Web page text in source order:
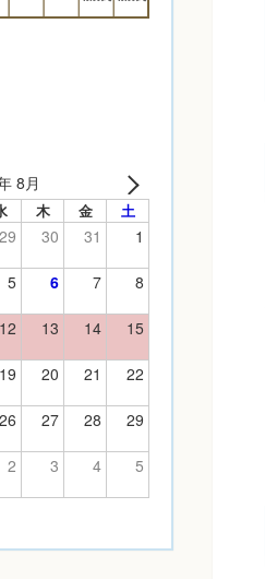
8月
木 金 土
29 30 31 1
5 6 7 8
12 13 14 15
19 20 21 22
26 27 28 29
2 3 4 5